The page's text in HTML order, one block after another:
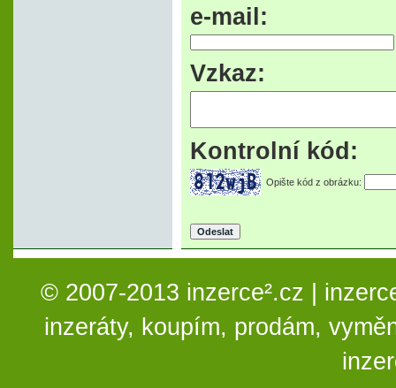
e-mail:
Vzkaz:
Kontrolní kód:
Opište kód z obrázku:
© 2007-2013 inzerce².cz |
inzeráty, koupím, prodám,